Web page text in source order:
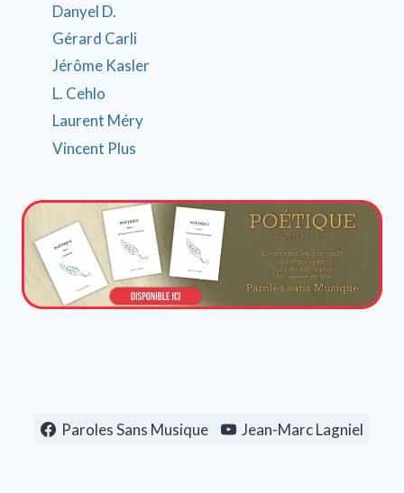
Danyel D.
Gérard Carli
Jérôme Kasler
L. Cehlo
Laurent Méry
Vincent Plus
Paroles Sans Musique Jean-Marc Lagniel